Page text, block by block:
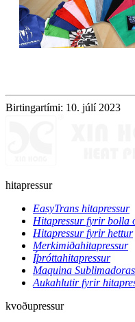
Birtingartími: 10. júlí 2023
hitapressur
EasyTrans hitapressur
Hitapressur fyrir bolla
Hitapressur fyrir hettur
Merkimiðahitapressur
Íþróttahitapressur
Maquina Sublimadoras
Aukahlutir fyrir
kvoðupressur